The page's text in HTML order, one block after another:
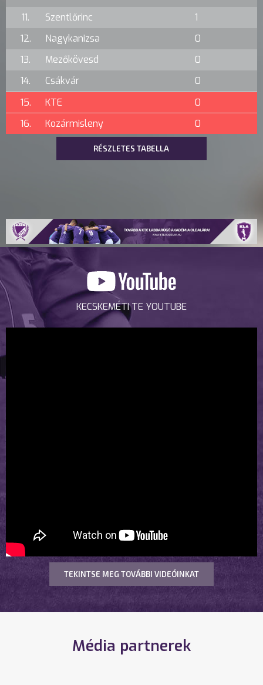
11.
Szentlőrinc
1
12.
Nagykanizsa
0
13.
Mezőkövesd
0
14.
Csákvár
0
15.
KTE
0
16.
Kozármisleny 0
RÉSZLETES TABELLA
KECSKEMÉTI TE YOUTUBE
TEKINTSE MEG TOVÁBBI VIDEÓINKAT
Média partnerek